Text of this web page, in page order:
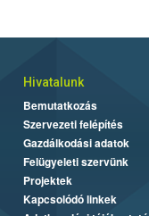
Hivatalunk
Bemutatkozás
Szervezeti felépítés
Gazdálkodási adatok
Felügyeleti szervünk
Projektek
Kapcsolódó linkek